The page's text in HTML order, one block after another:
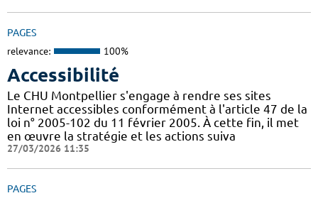
PAGES
relevance: 100%
Accessibilité
Le CHU Montpellier s'engage à rendre ses sites
Internet accessibles conformément à l'article 47 de la
loi n° 2005-102 du 11 février 2005. À cette fin, il met
en œuvre la stratégie et les actions suiva
27/03/2026 11:35
PAGES